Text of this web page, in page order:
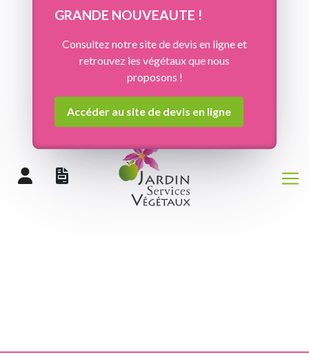
GRANDE NOUVEAUTE !
Consultez notre site de devis en ligne et
retrouvez les végétaux que nous
proposons !
Accéder au site de devis en ligne
Panneau de gestion des cookies